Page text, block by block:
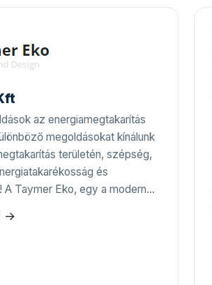
az energiamegtakarítás
megoldásokat kínálunk
területén, szépség,
és
A Taymer Eko, egy a modern…
→